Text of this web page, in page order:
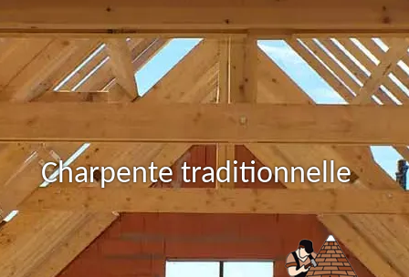
Charpente traditionnelle